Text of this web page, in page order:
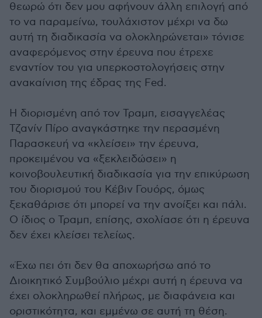
θεωρώ ότι δεν μου αφήνουν άλλη επιλογή από
το να παραμείνω, τουλάχιστον μέχρι να δω
αυτή τη διαδικασία να ολοκληρώνεται» τόνισε
αναφερόμενος στην έρευνα που έτρεχε
εναντίον του για υπερκοστολογήσεις στην
ανακαίνιση της έδρας της Fed.
H διορισμένη από τον Τραμπ, εισαγγελέας
Τζανίν Πίρο αναγκάστηκε την περασμένη
Παρασκευή να «κλείσει» την έρευνα,
προκειμένου να «ξεκλειδώσει» η
κοινοβουλευτική διαδικασία για την επικύρωση
του διορισμού του Κέβιν Γουόρς, όμως
ξεκαθάρισε ότι μπορεί να την ανοίξει και πάλι.
Ο ίδιος ο Τραμπ, επίσης, σχολίασε ότι η έρευνα
δεν έχει κλείσει τελείως.
«Έχω πει ότι δεν θα αποχωρήσω από το
Διοικητικό Συμβούλιο μέχρι αυτή η έρευνα να
έχει ολοκληρωθεί πλήρως, με διαφάνεια και
οριστικότητα, και εμμένω σε αυτή τη θέση.